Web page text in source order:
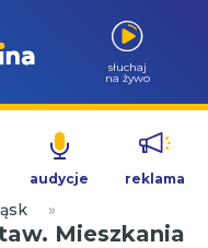
słuchaj
na żywo
audycje reklama
»
Mieszkania